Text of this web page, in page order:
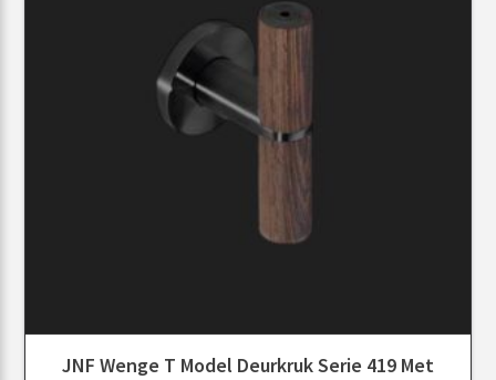
JNF Wenge T Model Deurkruk Serie 419 Met